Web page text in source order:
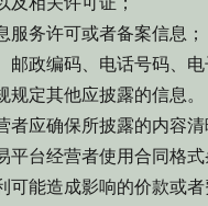
务许可或者备案信息；
政编码、电话号码、电
定其他应披露的信息。
应确保所披露的内容清
台经营者使用合同格
可能造成影响的价款或